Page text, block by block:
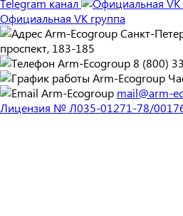
Официальная VK группа
Санкт-
проспект, 183-185
8 (800)
mail@arm-
Лицензия № Л035-01271-78/